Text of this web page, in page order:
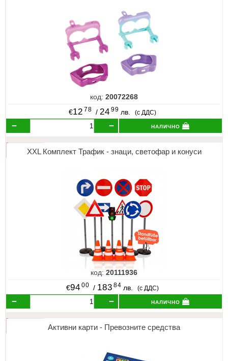
ИЗКУСТВА
СПОРТ
МЕБЕЛИ И ОБОРУДВАНЕ
КАНЦЕЛАРСКИ МАТЕРИАЛИ
КНИГИ И УЧЕБНИЦИ
БДП
НОВИ
S.T.E.M.
ИНСТРУМЕНТИ
код: 20072268
€12 78 / 24 99 лв. (с ДДС)
налично
XXL Комплект Трафик - знаци, светофар и конуси
код: 20111936
€94 00 / 183 84 лв. (с ДДС)
налично
Активни карти - Превозните средства